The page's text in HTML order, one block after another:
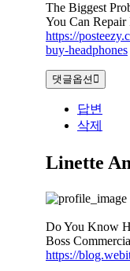
The Biggest
You Can Repair
https://
buy-headphones
댓글옵션
답변
삭제
Linette
Do You Know
Boss
https://